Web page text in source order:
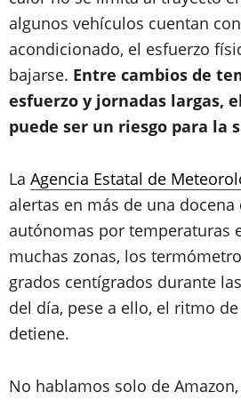
algunos vehículos cuentan
acondicionado, el esfuerzo
bajarse. Entre cambios de
esfuerzo y jornadas largas,
puede ser un riesgo para la
La Agencia Estatal de
alertas en más de una
autónomas por temperaturas
muchas zonas, los
grados centígrados durante
del día, pese a ello, el ritmo
detiene.
No hablamos solo de